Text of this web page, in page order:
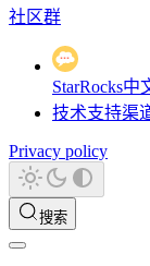
社区群
StarRocks中
技术支持渠
Privacy policy
搜索